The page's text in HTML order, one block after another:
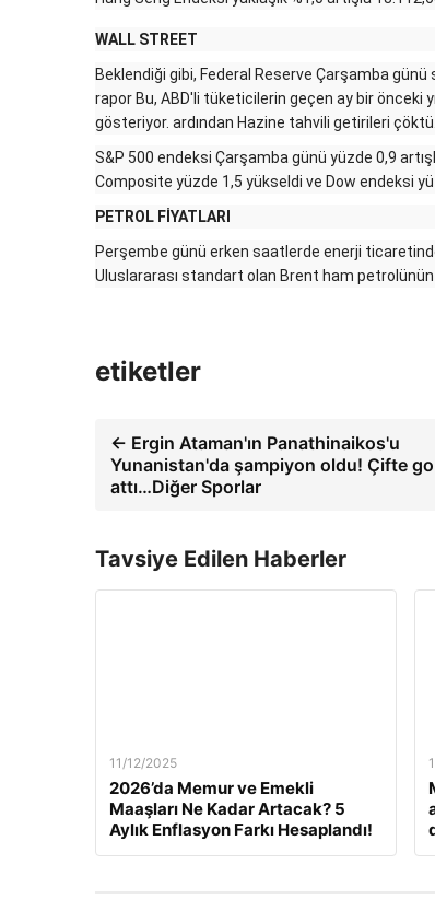
WALL STREET
Beklendiği gibi, Federal Reserve Çarşamba günü
rapor Bu, ABD'li tüketicilerin geçen ay bir önceki
gösteriyor. ardından Hazine tahvili getirileri çöktü.
S&P 500 endeksi Çarşamba günü yüzde 0,9
Composite yüzde 1,5 yükseldi ve Dow endeksi
PETROL FİYATLARI
Perşembe günü erken saatlerde enerji
Uluslararası standart olan Brent ham
etiketler
← Ergin Ataman'ın Panathinaikos'u
Yunanistan'da şampiyon oldu! Çifte
attı…Diğer Sporlar
Tavsiye Edilen Haberler
11/12/2025
2026’da Memur ve Emekli
Maaşları Ne Kadar Artacak? 5
Aylık Enflasyon Farkı Hesaplandı!